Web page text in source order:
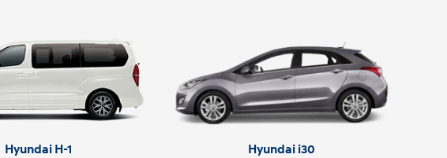
Hyundai H-1 Hyundai i30